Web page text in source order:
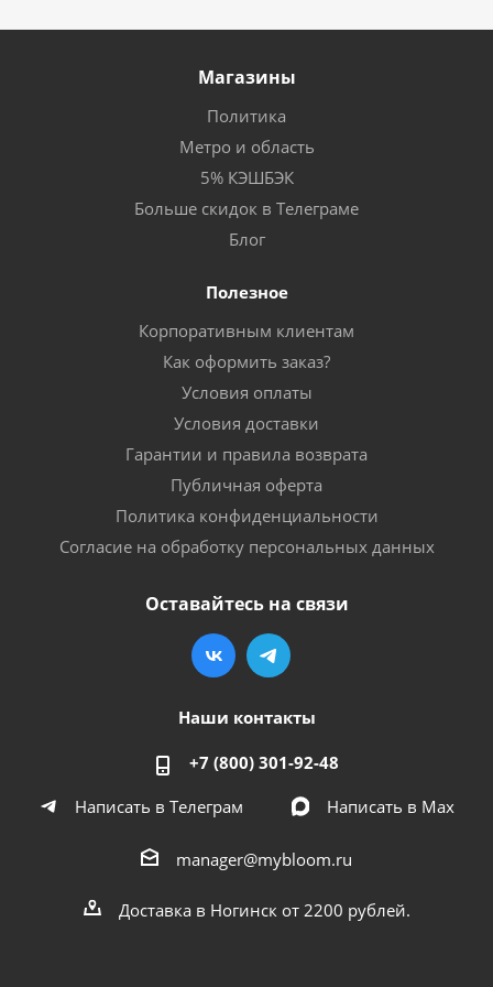
Магазины
Политика
Метро и область
5% КЭШБЭК
Больше скидок в Телеграме
Блог
Полезное
Корпоративным клиентам
Как оформить заказ?
Условия оплаты
Условия доставки
Гарантии и правила возврата
Публичная оферта
Политика конфиденциальности
Согласие на обработку персональных данных
Оставайтесь на связи
Наши контакты
+7 (800) 301-92-48
Написать в Телеграм
Написать в Мах
manager@mybloom.ru
Доставка в Ногинск от 2200 рублей.